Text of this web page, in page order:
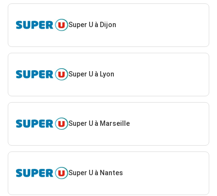
Super U à Dijon
Super U à Lyon
Super U à Marseille
Super U à Nantes